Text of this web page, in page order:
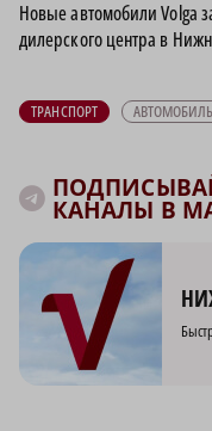
Новые автомобили Volga
дилерского центра в
ТРАНСПОРТ АВТОМОБИЛЬ
КАНАЛЫ В